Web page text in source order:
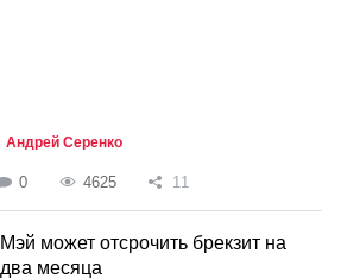
Андрей Серенко
0 4625 11
Мэй может отсрочить брекзит на
два месяца